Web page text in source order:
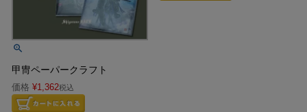
甲冑ペーパークラフト
価格 ¥1,362税込